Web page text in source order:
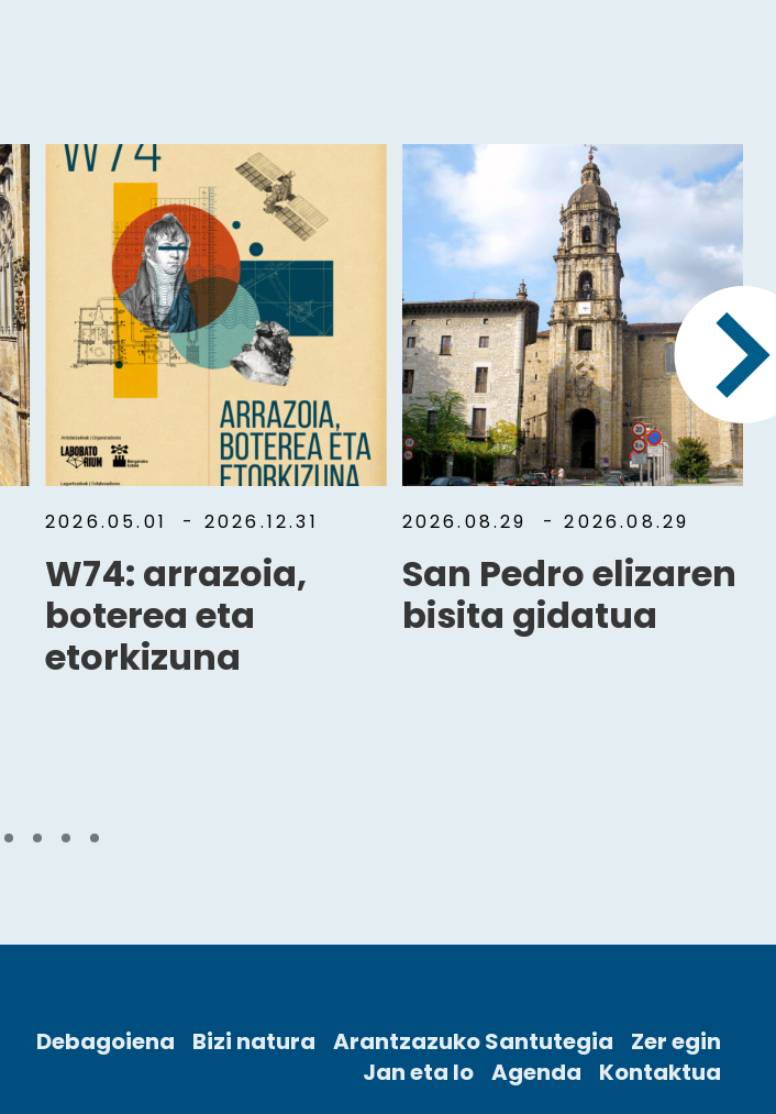
2026.05.01 - 2026.12.31
W74: arrazoia,
boterea eta
etorkizuna
2026.08.29 - 2026.08.29
San Pedro elizaren
bisita gidatua
Debagoiena Bizi natura Arantzazuko Santutegia
Zer egin
Jan eta lo Agenda Kontaktua